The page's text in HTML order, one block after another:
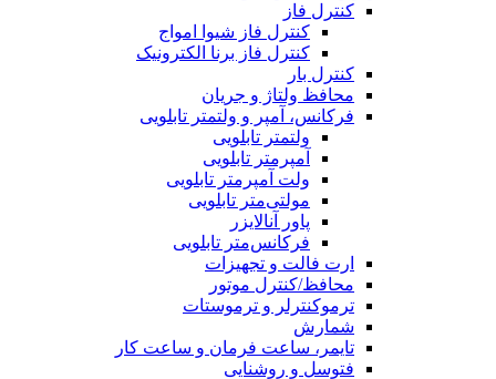
کنترل فاز
کنترل فاز شیوا امواج
کنترل فاز برنا الکترونیک
کنترل بار
محافظ ولتاژ و جریان
فرکانس، آمپر و ولتمتر تابلویی
ولتمتر تابلویی
آمپرمتر تابلویی
ولت آمپرمتر تابلویی
مولتی‌متر تابلویی
پاور آنالایزر
فرکانس‌متر تابلویی
ارت فالت و تجهیزات
محافظ/کنترل موتور
ترموکنترلر و ترموستات
شمارش
تایمر، ساعت فرمان و ساعت کار
فتوسل و روشنایی